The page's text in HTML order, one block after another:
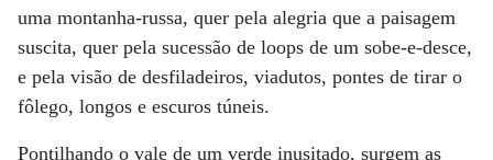
uma montanha-russa, quer pela alegria que a paisagem
suscita, quer pela sucessão de loops de um sobe-e-desce,
e pela visão de desfiladeiros, viadutos, pontes de tirar o
fôlego, longos e escuros túneis.
Pontilhando o vale de um verde inusitado, surgem as